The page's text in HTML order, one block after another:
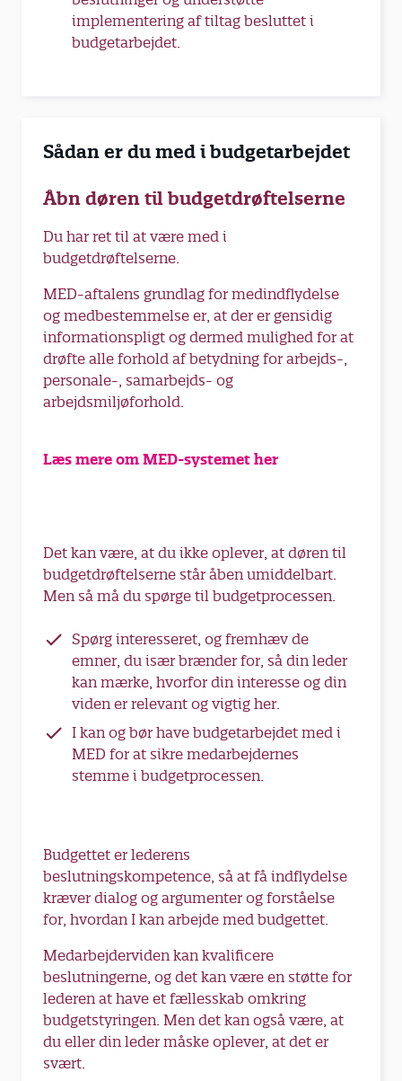
implementering af tiltag besluttet i
budgetarbejdet.
Sådan er du med i budgetarbejdet
Åbn døren til budgetdrøftelserne
Du har ret til at være med i
budgetdrøftelserne.
MED-aftalens grundlag for medindflydelse
og medbestemmelse er, at der er gensidig
informationspligt og dermed mulighed for at
drøfte alle forhold af betydning for arbejds-,
personale-, samarbejds- og
arbejdsmiljøforhold.
Læs mere om MED-systemet her
Det kan være, at du ikke oplever, at døren til
budgetdrøftelserne står åben umiddelbart.
Men så må du spørge til budgetprocessen.
Spørg interesseret, og fremhæv de
emner, du især brænder for, så din leder
kan mærke, hvorfor din interesse og din
viden er relevant og vigtig her.
I kan og bør have budgetarbejdet med i
MED for at sikre medarbejdernes
stemme i budgetprocessen.
Budgettet er lederens
beslutningskompetence, så at få indflydelse
kræver dialog og argumenter og forståelse
for, hvordan I kan arbejde med budgettet.
Medarbejderviden kan kvalificere
beslutningerne, og det kan være en støtte for
lederen at have et fællesskab omkring
budgetstyringen. Men det kan også være, at
du eller din leder måske oplever, at det er
svært.